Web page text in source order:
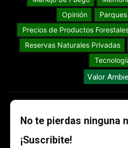
Opinión
Precios de Productos
Reservas Naturales Privadas
Valor
No te pierdas ninguna
¡Suscribite!